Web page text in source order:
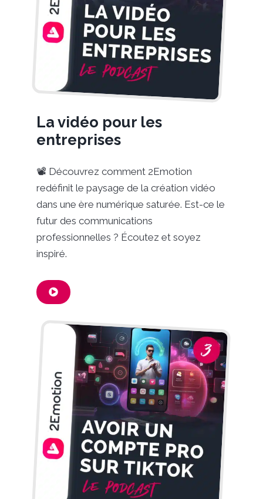
La vidéo pour les
entreprises
📽️ Découvrez comment 2Emotion
redéfinit le paysage de la création vidéo
dans une ère numérique saturée. Est-ce le
futur des communications
professionnelles ? Écoutez et soyez
inspiré.